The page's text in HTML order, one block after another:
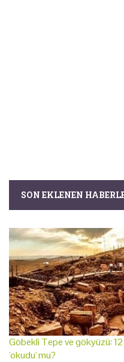
SON EKLENEN
Göbekli Tepe ve gökyüzü: 12
'okudu' mu?